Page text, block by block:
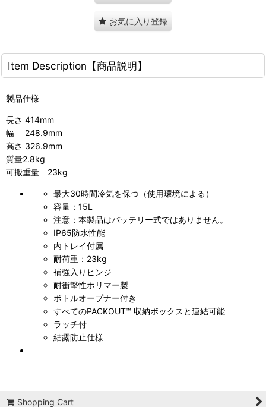
お気に入り登録
Item Description【商品説明】
製品仕様
長さ 414mm
幅 248.9mm
高さ 326.9mm
質量2.8kg
可搬重量 23kg
最大30時間冷気を保つ（使用環境による）
容量：15L
注意：本製品はバッテリー式ではありません。
IP65防水性能
内トレイ付属
耐荷重：23kg
補強入りヒンジ
耐衝撃性ポリマー製
ボトルオープナー付き
すべてのPACKOUT™ 収納ボックスと連結可能
ラッチ付
結露防止仕様
Shopping Cart